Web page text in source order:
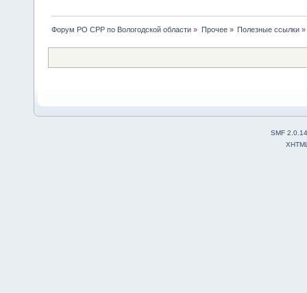
Форум РО СРР по Вологодской области » Прочее» Полезные ссылки»
SMF 2.0.14